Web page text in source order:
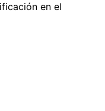
en el